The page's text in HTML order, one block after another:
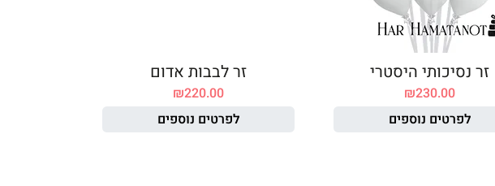
זר נסיכותי היסטרי
₪230.00
לפרטים נוספים
זר לבבות אדום
₪220.00
לפרטים נוספים